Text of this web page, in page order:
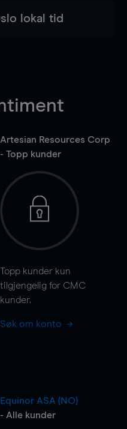
lokal tid
Artesian Resources Corp
- Topp kunder
Topp kunder kun
tilgjengelig for CMC
kunder.
Søk om konto
Equinor ASA (NO)
- Alle kunder